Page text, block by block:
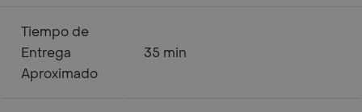
Tiempo de
Entrega
Aproximado
35 min